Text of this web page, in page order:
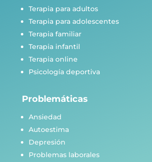
Terapia para adultos
Terapia para adolescentes
Terapia familiar
Terapia infantil
Terapia online
Psicología deportiva
Problemáticas
Ansiedad
Autoestima
Depresión
Problemas laborales